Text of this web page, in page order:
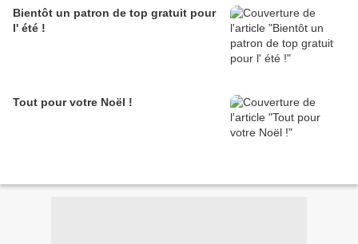
Bientôt un patron de top gratuit pour
l' été !
Tout pour votre Noël !